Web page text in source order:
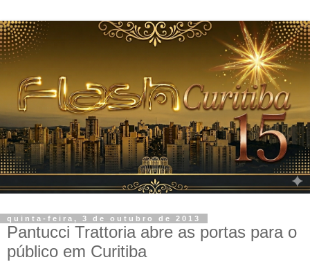
quinta-feira, 3 de outubro de 2013
Pantucci Trattoria abre as portas para o
público em Curitiba